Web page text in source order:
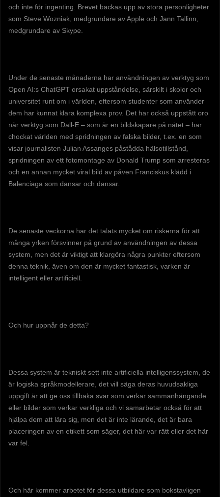
och inte för ingenting. Brevet backas upp av stora personligheter
som Steve Wozniak, medgrundare av Apple och Jann Tallinn,
medgrundare av Skype.
Under de senaste månaderna har användningen av verktyg som
Open AI:s ChatGPT orsakat uppståndelse, särskilt i skolor och
universitet runt om i världen, eftersom studenter som använder
dem har kunnat klara komplexa prov. Det har också uppstått oro
när verktyg som Dall-E – som är en bildskapare på nätet – har
chockat världen med spridningen av falska bilder, t.ex. en som
visar journalisten Julian Assanges påstådda hälsotillstånd,
spridningen av ett fotomontage av Donald Trump som arresteras
och en annan mycket viral bild av påven Franciskus klädd i
Balenciaga som dansar och dansar.
De senaste veckorna har det talats mycket om riskerna för att
många yrken försvinner på grund av användningen av dessa
system, men det är viktigt att klargöra några punkter eftersom
denna teknik, även om den är mycket fantastisk, varken är
intelligent eller artificiell.
Och hur uppnår de detta?
Dessa system är tekniskt sett inte artificiella intelligenssystem, de
är logiska språkmodellerare, det vill säga deras huvudsakliga
uppgift är att ge oss tillbaka svar som verkar sammanhängande
eller bilder som verkar verkliga och vi samarbetar också för att
hjälpa dem att lära sig, men det är inte lärande, det är bara
placeringen av en etikett som säger, det här var rätt eller det här
var fel.
Och här kommer arbetet för dessa utbildare som bokstavligen